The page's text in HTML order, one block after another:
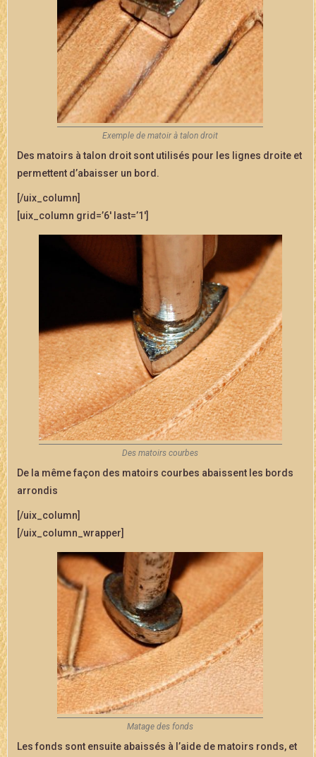
Exemple de matoir à talon droit
Des matoirs à talon droit sont utilisés pour les lignes droite et
permettent d’abaisser un bord.
[/uix_column]
[uix_column grid=’6′ last=’1′]
Des matoirs courbes
De la même façon des matoirs courbes abaissent les bords
arrondis
[/uix_column]
[/uix_column_wrapper]
Matage des fonds
Les fonds sont ensuite abaissés à l’aide de matoirs ronds, et